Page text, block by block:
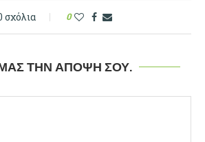
σχόλια 0
ΤΗΝ ΆΠΟΨΉ ΣΟΥ.